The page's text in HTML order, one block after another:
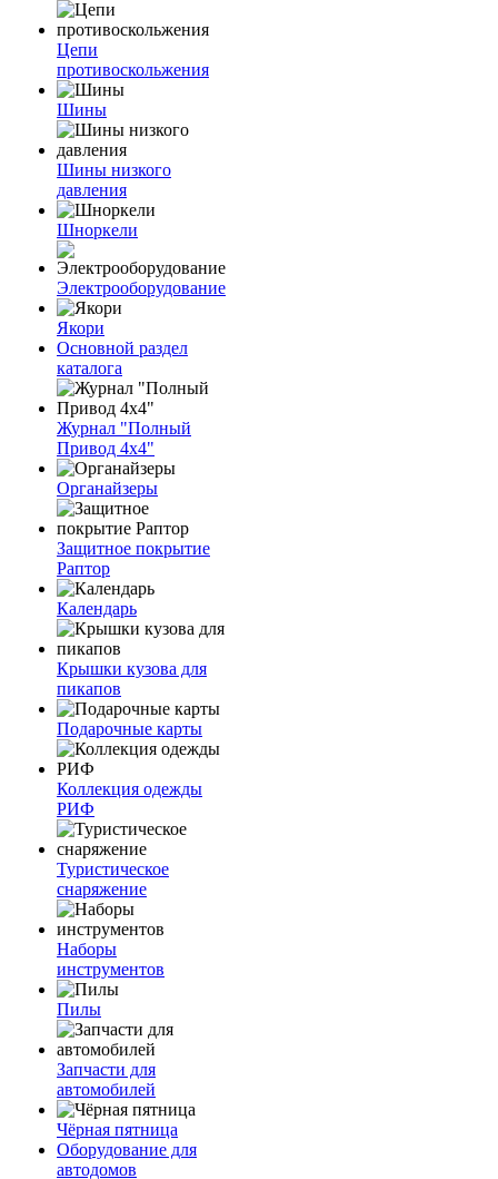
Цепи
противоскольжения
Шины
Шины низкого
давления
Шноркели
Электрооборудование
Якори
Основной раздел
каталога
Журнал "Полный
Привод 4х4"
Органайзеры
Защитное покрытие
Раптор
Календарь
Крышки кузова для
пикапов
Подарочные карты
Коллекция одежды
РИФ
Туристическое
снаряжение
Наборы
инструментов
Пилы
Запчасти для
автомобилей
Чёрная пятница
Оборудование для
автодомов